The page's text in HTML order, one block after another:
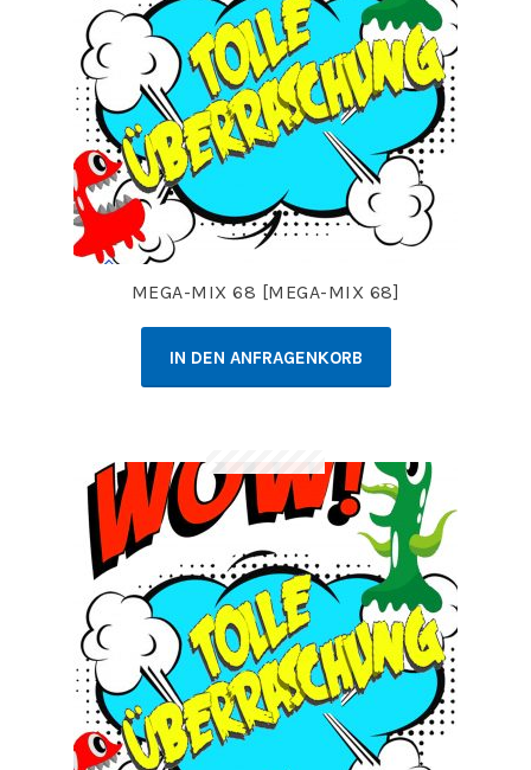
MEGA-MIX 68 [MEGA-MIX 68]
IN DEN ANFRAGENKORB